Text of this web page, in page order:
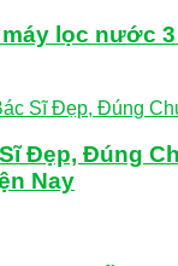
máy lọc nước
Đẹp, Đúng
Nay